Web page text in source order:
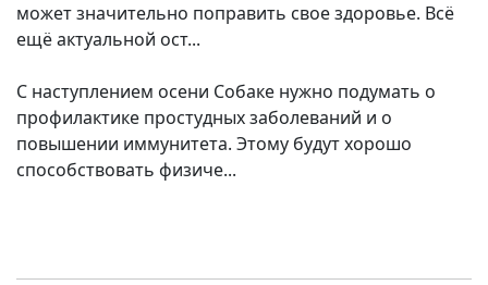
может значительно поправить свое здоровье. Всё
ещё актуальной ост...
С наступлением осени Собаке нужно подумать о
профилактике простудных заболеваний и о
повышении иммунитета. Этому будут хорошо
способствовать физиче...